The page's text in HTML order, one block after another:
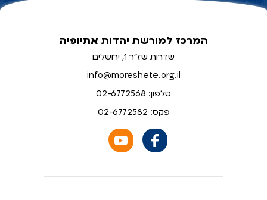
המרכז למורשת יהדות אתיופיה
שדרות שז"ר 1, ירושלים
info@moreshete.org.il
טלפון: 02-6772568
פקס: 02-6772582